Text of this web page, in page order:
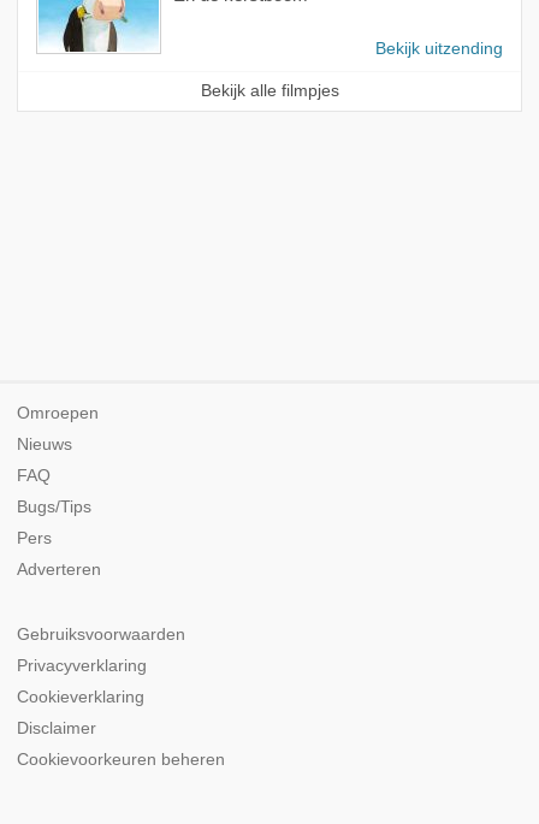
Bekijk uitzending
Bekijk alle filmpjes
Omroepen
Nieuws
FAQ
Bugs/Tips
Pers
Adverteren
Gebruiksvoorwaarden
Privacyverklaring
Cookieverklaring
Disclaimer
Cookievoorkeuren beheren